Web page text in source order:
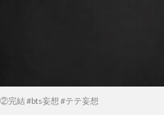
②完結 #bts妄想 #テテ妄想